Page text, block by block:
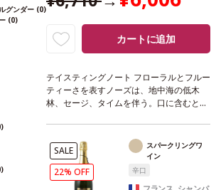
グンダー (0)
(0)
カートに追加
テイスティングノート フローラルとフルー
ティーさを表すノーズは、地中海の低木
林、セージ、タイムを伴う。口に含むと、
感じ、素晴らしく美味なストラクチャーを
持つ。爽やかでしっかりした、深みのある
後味が続く。
合う料理オレンジとジンジ
ャー風味のエビのソテー、レモングラスと
ナンプラー添えのベトナム風ポークチョッ
22% OFF
SALE
スパークリングワ
イン
辛口